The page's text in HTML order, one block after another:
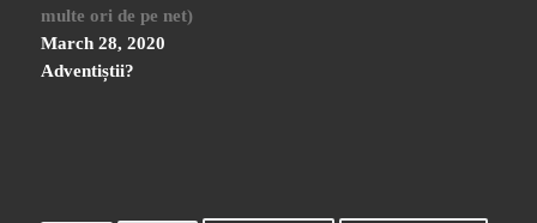
multe ori de pe net)
March 28, 2020
Adventiștii?